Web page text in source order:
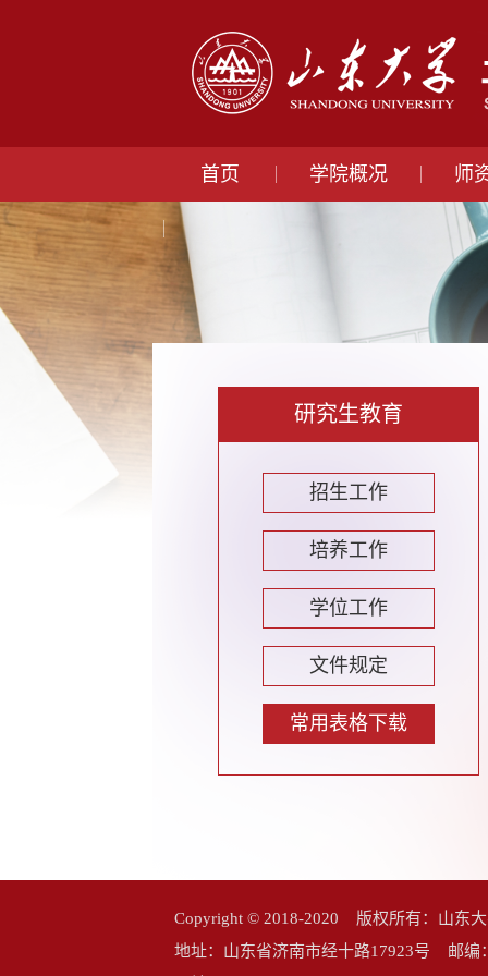
首页 学院概况 师
研究生教育
招生工作
培养工作
学位工作
文件规定
常用表格下载
Copyright © 2018-2020 版权所有：山东
地址：山东省济南市经十路17923号 邮